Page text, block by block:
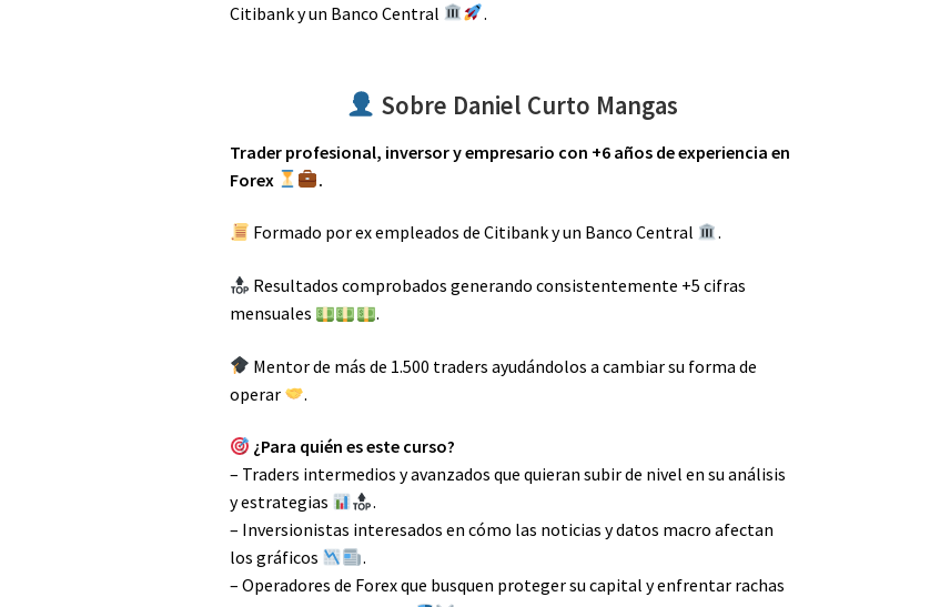
Citibank y un Banco Central
.
Sobre Daniel Curto Mangas
Trader profesional, inversor y empresario con +6 años de experiencia en
Forex
.
Formado por ex empleados de Citibank y un Banco Central .
Resultados comprobados generando consistentemente +5 cifras
mensuales
.
Mentor de más de 1.500 traders ayudándolos a cambiar su forma de
operar
.
¿Para quién es este curso?
– Traders intermedios y avanzados que quieran subir de nivel en su análisis
y estrategias
.
– Inversionistas interesados en cómo las noticias y datos macro afectan
los gráficos
.
– Operadores de Forex que busquen proteger su capital y enfrentar rachas